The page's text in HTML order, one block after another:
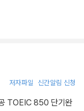
는 저자의 개인 카카
저자파일 신간알림 신청
TOEIC 850 단기완